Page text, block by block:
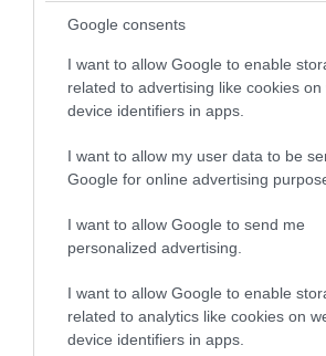
Google consents
I want to allow Google to enable
related to advertising like cookies on
device identifiers in apps.
I want to allow my user data to be
Google for online advertising
I want to allow Google to send me
personalized advertising.
I want to allow Google to enable
related to analytics like cookies on
device identifiers in apps.
PRONEWS.GR /ΑΓΡΙΑ ΖΩΗ
Σπάνια «ψαριά» για δύο
Κέιπ Κοντ: Έπιασαν
εμφάνισή του προκαλεί
04.08.2026 | 09:49